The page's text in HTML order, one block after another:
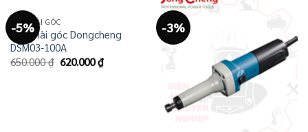
-5%
MÁY MÀI GÓC
Máy mài góc Dongcheng
DSM03-100A
650.000₫ Giá
620.000₫Giá
-3%